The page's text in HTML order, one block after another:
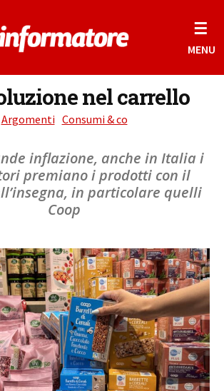
☰
MENU
nel carrello
Argomenti Consumi & co
inflazione, anche in Italia i
premiano i prodotti con il
in particolare quelli
Coop